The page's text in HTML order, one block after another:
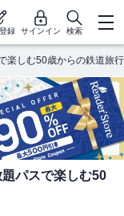
録 サインイン 検索
楽しむ50歳からの鉄道旅行
パスで楽しむ50